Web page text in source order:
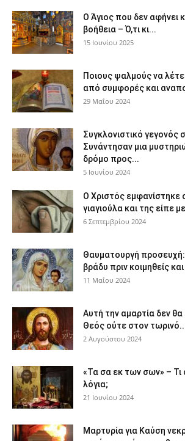
Ο Άγιος που δεν αφήνει
βοήθεια – Ό,τι κι...
15 Ιουνίου 2025
Ποιους ψαλμούς να
από συμφορές και
29 Μαΐου 2024
Συγκλονιστικό γεγονός
Συνάντησαν μια
δρόμο προς...
5 Ιουνίου 2024
Ο Χριστός εμφανίστηκε
γιαγιούλα και της είπε
6 Σεπτεμβρίου 2024
Θαυματουργή
βράδυ πριν κοιμηθείς
11 Μαΐου 2024
Αυτή την αμαρτία δεν
Θεός ούτε στον
2 Αυγούστου 2024
«Τα σα εκ των σων» – Τι
λόγια;
21 Ιουνίου 2024
Μαρτυρία για Καύση